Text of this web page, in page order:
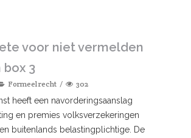
voor niet vermelden
box 3
Formeel recht 302
heeft een navorderingsaanslag
en premies volksverzekeringen
buitenlands belastingplichtige. De